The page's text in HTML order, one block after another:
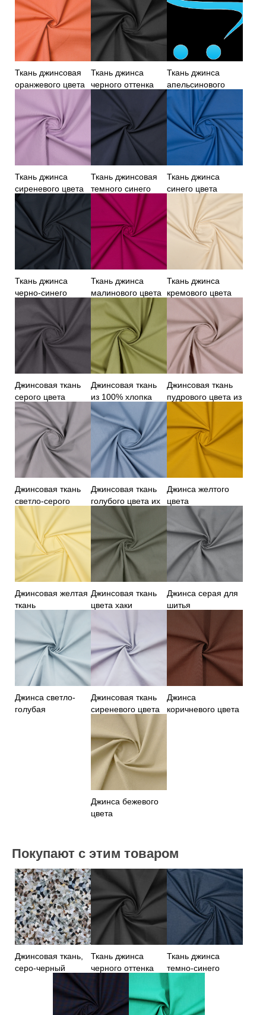
Ткань джинсовая
оранжевого цвета
Ткань джинса
черного оттенка
Ткань джинса
апельсинового
цвета
Ткань джинса
сиреневого цвета
Ткань джинсовая
темного синего
цвета
Ткань джинса
синего цвета
Ткань джинса
черно-синего
цвета
Ткань джинса
малинового цвета
Ткань джинса
кремового цвета
Джинсовая ткань
серого цвета
Джинсовая ткань
из 100% хлопка
Джинсовая ткань
пудрового цвета из
хлопка
Джинсовая ткань
светло-серого
цвета
Джинсовая ткань
голубого цвета их
100% хлопка
Джинса желтого
цвета
Джинсовая желтая
ткань
Джинсовая ткань
цвета хаки
Джинса серая для
шитья
Джинса светло-
голубая
Джинсовая ткань
сиреневого цвета
Джинса
коричневого цвета
Джинса бежевого
цвета
Покупают с этим товаром
Джинсовая ткань,
серо-черный
абстрактный принт
Ткань джинса
черного оттенка
Ткань джинса
темно-синего
цвета